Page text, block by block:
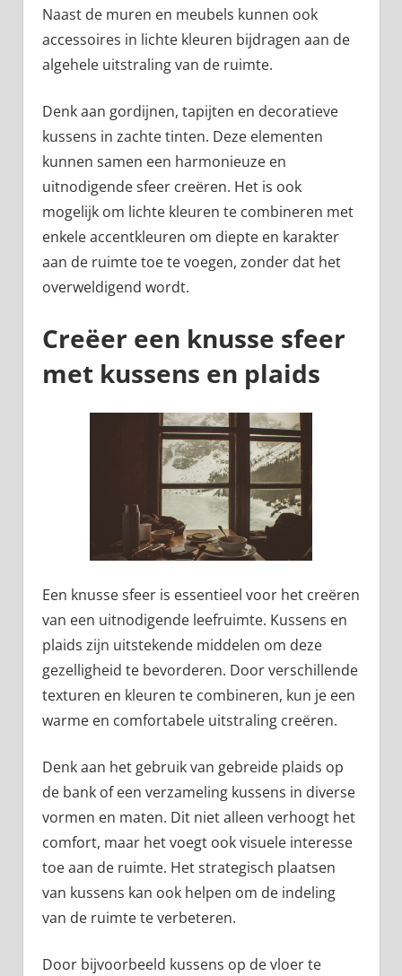
Naast de muren en meubels kunnen ook
accessoires in lichte kleuren bijdragen aan de
algehele uitstraling van de ruimte.
Denk aan gordijnen, tapijten en decoratieve
kussens in zachte tinten. Deze elementen
kunnen samen een harmonieuze en
uitnodigende sfeer creëren. Het is ook
mogelijk om lichte kleuren te combineren met
enkele accentkleuren om diepte en karakter
aan de ruimte toe te voegen, zonder dat het
overweldigend wordt.
Creëer een knusse sfeer
met kussens en plaids
Een knusse sfeer is essentieel voor het creëren
van een uitnodigende leefruimte. Kussens en
plaids zijn uitstekende middelen om deze
gezelligheid te bevorderen. Door verschillende
texturen en kleuren te combineren, kun je een
warme en comfortabele uitstraling creëren.
Denk aan het gebruik van gebreide plaids op
de bank of een verzameling kussens in diverse
vormen en maten. Dit niet alleen verhoogt het
comfort, maar het voegt ook visuele interesse
toe aan de ruimte. Het strategisch plaatsen
van kussens kan ook helpen om de indeling
van de ruimte te verbeteren.
Door bijvoorbeeld kussens op de vloer te